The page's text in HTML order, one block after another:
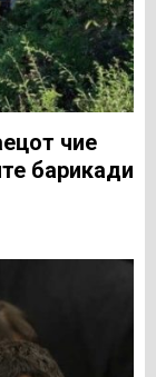
чие
барикади